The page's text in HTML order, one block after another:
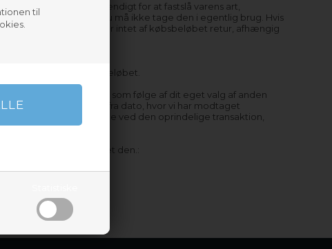
til
end hvad der er nødvendigt for at fastslå varens art,
en fysisk butik, men du må ikke tage den i egentlig brug. Hvis
kun får en del eller intet af købsbeløbet retur, afhængig
denne købsbeløbet.
ekstra omkostninger som følge af dit eget valg af anden
senest 14 dage fra dato, hvor vi har modtaget
som du benyttede ved den oprindelige transaktion,
for at have returneret den.: